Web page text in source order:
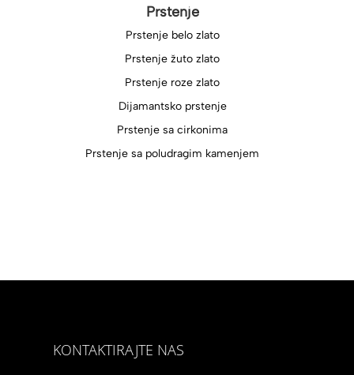
Prstenje
Prstenje belo zlato
Prstenje žuto zlato
Prstenje roze zlato
Dijamantsko prstenje
Prstenje sa cirkonima
Prstenje sa poludragim kamenjem
KONTAKTIRAJTE NAS